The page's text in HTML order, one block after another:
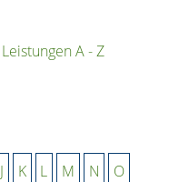
Leistungen A - Z
J K L M N O